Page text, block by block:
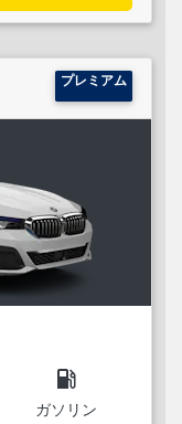
プレミアム
local_gas_station
ガソリン